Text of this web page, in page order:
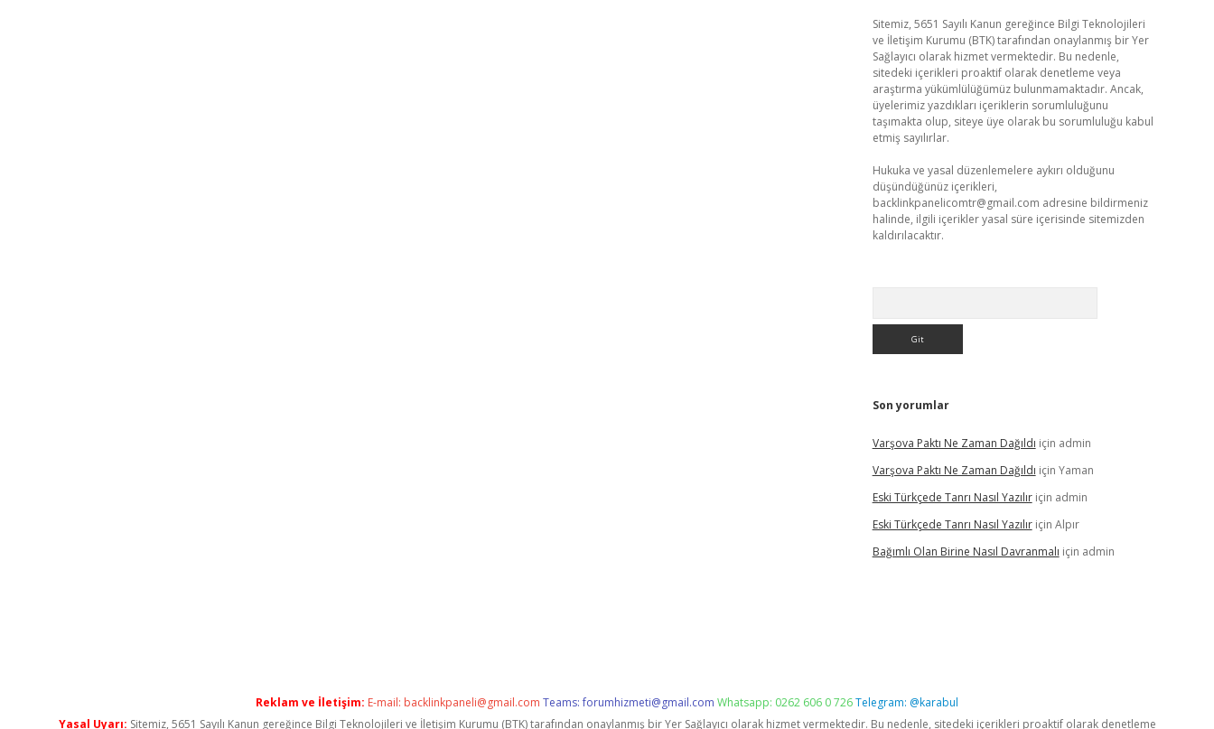
Sitemiz, 5651 Sayılı Kanun gereğince Bilgi Teknolojileri
ve İletişim Kurumu (BTK) tarafından onaylanmış bir Yer
Sağlayıcı olarak hizmet vermektedir. Bu nedenle,
sitedeki içerikleri proaktif olarak denetleme veya
araştırma yükümlülüğümüz bulunmamaktadır. Ancak,
üyelerimiz yazdıkları içeriklerin sorumluluğunu
taşımakta olup, siteye üye olarak bu sorumluluğu kabul
etmiş sayılırlar.
Hukuka ve yasal düzenlemelere aykırı olduğunu
düşündüğünüz içerikleri,
backlinkpanelicomtr@gmail.com adresine bildirmeniz
halinde, ilgili içerikler yasal süre içerisinde sitemizden
kaldırılacaktır.
Son yorumlar
Varşova Paktı Ne Zaman Dağıldı için admin
Varşova Paktı Ne Zaman Dağıldı için Yaman
Eski Türkçede Tanrı Nasıl Yazılıriçin admin
Eski Türkçede Tanrı Nasıl Yazılıriçin Alpır
Bağımlı Olan Birine Nasıl Davranmalı için admin
Reklam ve İletişim: E-mail: backlinkpaneli@gmail.com Teams:forumhizmeti@gmail.com Whatsapp: 0262 606 0 726Telegram: @karabul
Yasal Uyarı: Sitemiz, 5651 Sayılı Kanun gereğince Bilgi Teknolojileri ve İletişim Kurumu (BTK) tarafından onaylanmış bir Yer Sağlayıcı olarak hizmet vermektedir. Bu nedenle, sitedeki içerikleri proaktif olarak denetleme